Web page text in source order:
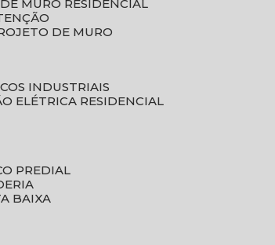
DE MURO RESIDENCIAL
DE MURO
INDUSTRIAIS
ELÉTRICA RESIDENCIAL
PREDIAL
BAIXA